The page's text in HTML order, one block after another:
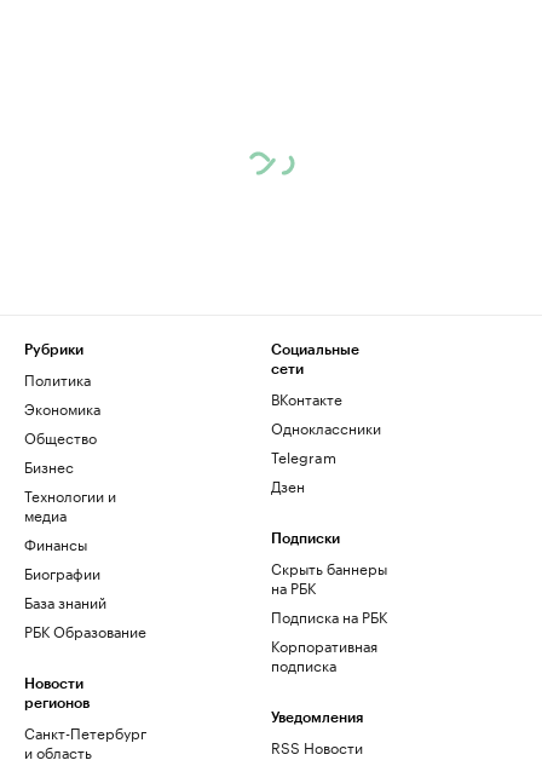
Рубрики
Политика
Экономика
Общество
Бизнес
Технологии и
медиа
Финансы
Биографии
База знаний
РБК Образование
Новости
регионов
Санкт-Петербург
и область
Социальные
сети
ВКонтакте
Одноклассники
Telegram
Дзен
Подписки
Скрыть баннеры
на РБК
Подписка на РБК
Корпоративная
подписка
Уведомления
RSS Новости